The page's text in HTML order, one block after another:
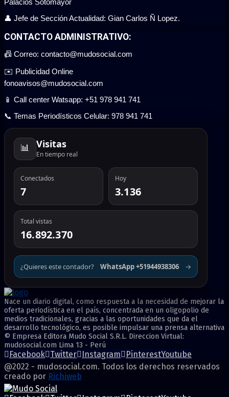
Palacios Sotomayor
👤 Jefe de Sección Actualidad: Gian Carlos Ñ Lopez.
CONTACTO ADMINISTRATIVO:
📠 Correo: contacto@mudosocial.com
✉️ Publicidad Online
fonoavisos@mudosocial.com
📱 Call center Watsapp: +51 978 941 741
📞 Temas Periodísticos Celular: 978 941 741
📊 Visitas
En tiempo real
Conectados
7
Hoy
3.136
Total vistas
16.892.370
¿Quieres este contador? WhatsApp +51944938306 →
Nace un diario digital, como respuesta a la necesidad de mejorar la
oferta periodística en el país, concentrada en un oligopolio de
medios tradicionales, gracias a las oportunidades que da el
desarrollo tecnológico, es posible impulsar una prensa alternativa
© Empresa Editora Mudo Social S.R.L. Direccion Virtual:
mudosocial.com Lima 13 - Perú
Facebook Twitter Instagram PinterestYoutube
@2022 - mudosocial.com. Todos los derechos reservados
creado por Richiweb